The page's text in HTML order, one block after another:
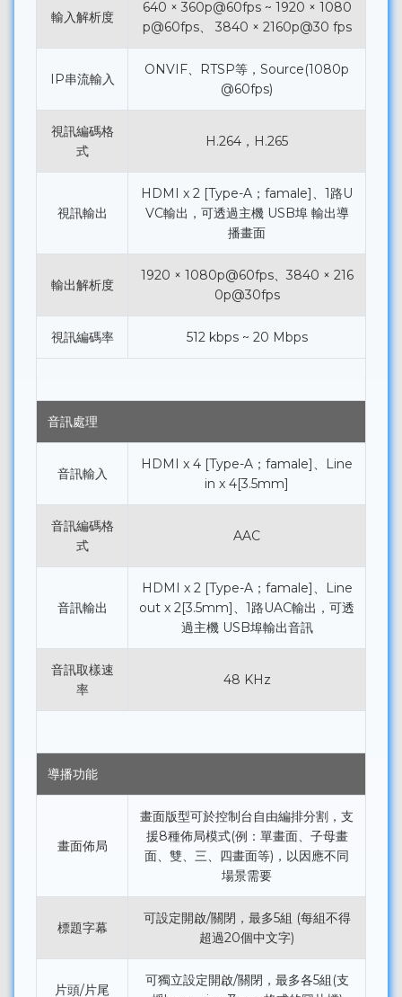
輸入解析度
640 × 360p@60fps ~ 1920 × 1080
p@60fps、 3840 × 2160p@30 fps
IP串流輸入
ONVIF、RTSP等，Source(1080p
@60fps)
視訊編碼格
式
H.264，H.265
視訊輸出
HDMI x 2 [Type-A；famale]、1路U
VC輸出，可透過主機 USB埠 輸出導
播畫面
輸出解析度
1920 × 1080p@60fps、3840 × 216
0p@30fps
視訊編碼率 512 kbps ~ 20 Mbps
音訊處理
音訊輸入
HDMI x 4 [Type-A；famale]、Line
in x 4[3.5mm]
音訊編碼格
式
AAC
音訊輸出
HDMI x 2 [Type-A；famale]、Line
out x 2[3.5mm]、1路UAC輸出，可透
過主機 USB埠輸出音訊
音訊取樣速
率
48 KHz
導播功能
畫面佈局
畫面版型可於控制台自由編排分割，支
援8種佈局模式(例：單畫面、子母畫
面、雙、三、四畫面等)，以因應不同
場景需要
標題字幕
可設定開啟/關閉，最多5組 (每組不得
超過20個中文字)
片頭/片尾
可獨立設定開啟/關閉，最多各5組(支